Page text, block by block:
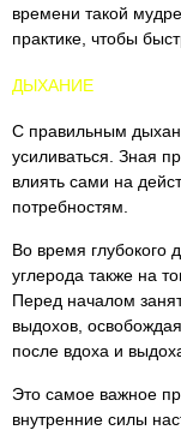
времени такой
практике, чтобы
ДЫХАНИЕ
С правильным
усиливаться. Зная
влиять сами на
потребностям.
Во время глубокого
углерода также на
Перед началом
выдохов,
после вдоха и
Это самое важное
внутренние силы